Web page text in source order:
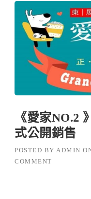
《愛家NO.2
式公開銷售
POSTED BY ADMIN
COMMENT